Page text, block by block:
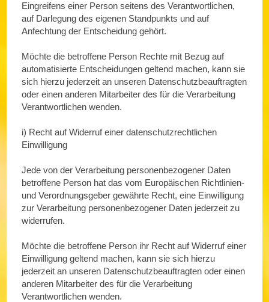
Eingreifens einer Person seitens des Verantwortlichen,
auf Darlegung des eigenen Standpunkts und auf
Anfechtung der Entscheidung gehört.
Möchte die betroffene Person Rechte mit Bezug auf
automatisierte Entscheidungen geltend machen, kann sie
sich hierzu jederzeit an unseren Datenschutzbeauftragten
oder einen anderen Mitarbeiter des für die Verarbeitung
Verantwortlichen wenden.
i) Recht auf Widerruf einer datenschutzrechtlichen
Einwilligung
Jede von der Verarbeitung personenbezogener Daten
betroffene Person hat das vom Europäischen Richtlinien-
und Verordnungsgeber gewährte Recht, eine Einwilligung
zur Verarbeitung personenbezogener Daten jederzeit zu
widerrufen.
Möchte die betroffene Person ihr Recht auf Widerruf einer
Einwilligung geltend machen, kann sie sich hierzu
jederzeit an unseren Datenschutzbeauftragten oder einen
anderen Mitarbeiter des für die Verarbeitung
Verantwortlichen wenden.